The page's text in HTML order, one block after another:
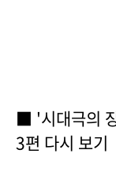
■ '시대극의
3편 다시 보기